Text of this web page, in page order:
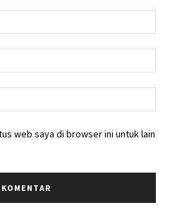
web saya di browser ini untuk lain